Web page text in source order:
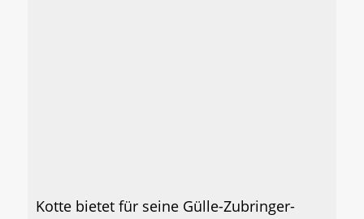
Kotte bietet für seine Gülle-Zubringer-